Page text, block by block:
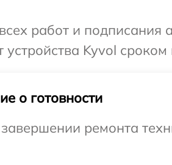
работ и
Kyvol
о готовности
ремонта